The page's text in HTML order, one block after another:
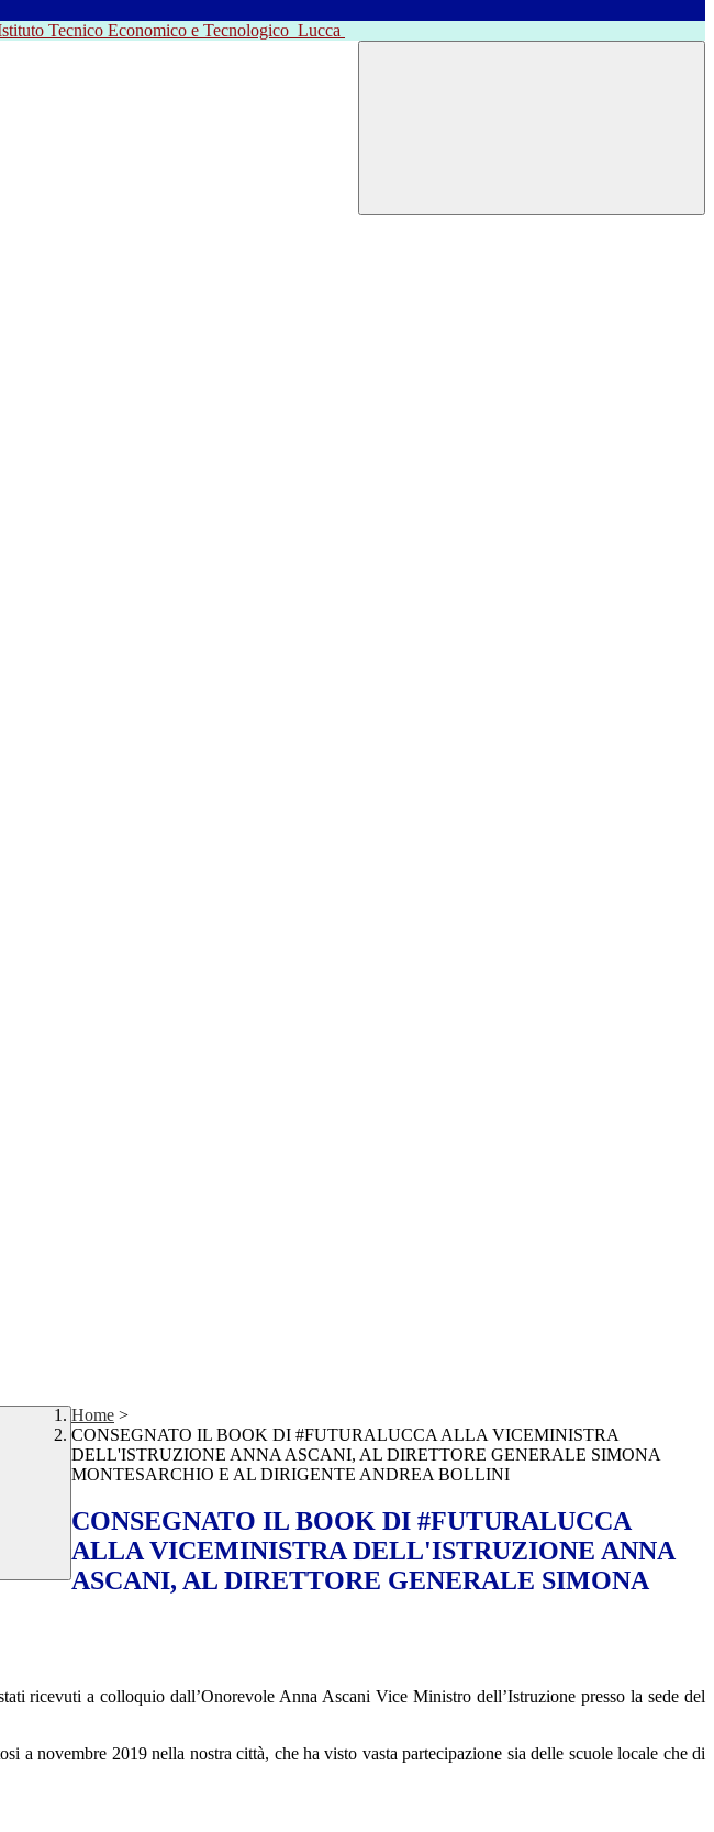
Tecnico Economico e Tecnologico Lucca
Home >
CONSEGNATO IL BOOK DI #FUTURALUCCA ALLA VICEMINISTRA
DELL'ISTRUZIONE ANNA ASCANI, AL DIRETTORE GENERALE SIMONA
MONTESARCHIO E AL DIRIGENTE ANDREA BOLLINI
CONSEGNATO IL BOOK DI #FUTURALUCCA
ALLA VICEMINISTRA DELL'ISTRUZIONE ANNA
ASCANI, AL DIRETTORE GENERALE SIMONA
ricevuti a colloquio dall’Onorevole Anna Ascani Vice Ministro dell’Istruzione presso la sede del
novembre 2019 nella nostra città, che ha visto vasta partecipazione sia delle scuole locale che di